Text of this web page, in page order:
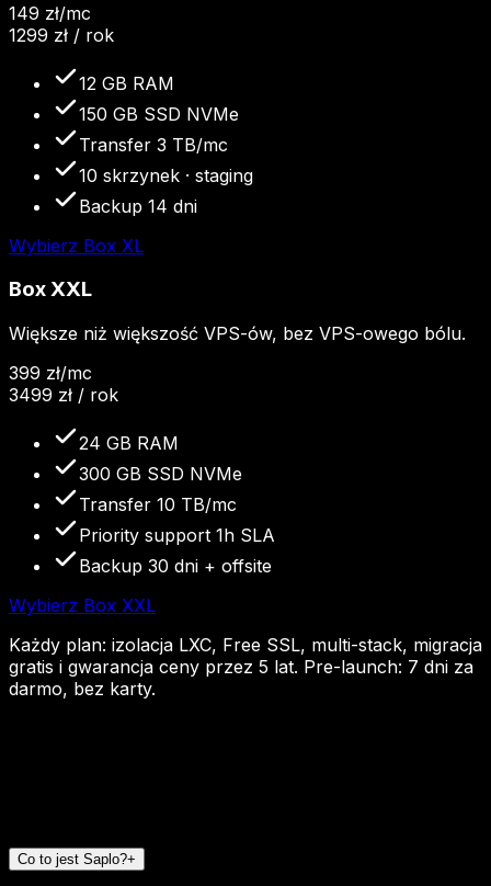
149 zł/mc
1299 zł / rok
12 GB RAM
150 GB SSD NVMe
Transfer 3 TB/mc
10 skrzynek · staging
Backup 14 dni
Wybierz Box XL
Box XXL
Większe niż większość VPS-ów, bez VPS-owego bólu.
399 zł/mc
3499 zł / rok
24 GB RAM
300 GB SSD NVMe
Transfer 10 TB/mc
Priority support 1h SLA
Backup 30 dni + offsite
Wybierz Box XXL
Każdy plan: izolacja LXC, Free SSL, multi-stack, migracja
gratis i gwarancja ceny przez 5 lat. Pre-launch: 7 dni za
darmo, bez karty.
Co to jest Saplo?+